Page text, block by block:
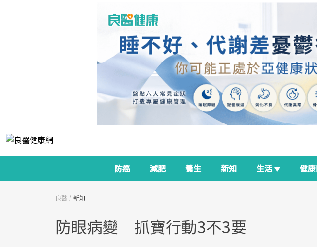
防癌 減肥 養生 新知 生活 健
良醫 新知
防眼病變 抓寶行動3不3要